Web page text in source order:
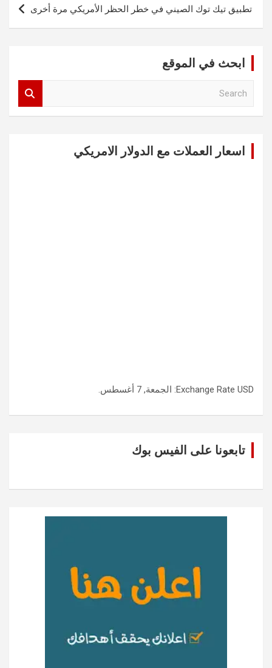
تطبيق تيك توك الصيني في خطر الحظر الأمريكي مرة أخرى
ابحث في الموقع
اسعار العملات مع الدولار الامريكي
Exchange Rate USD : الجمعة, 7 أغسطس.
تابعونا على الفيس بوك